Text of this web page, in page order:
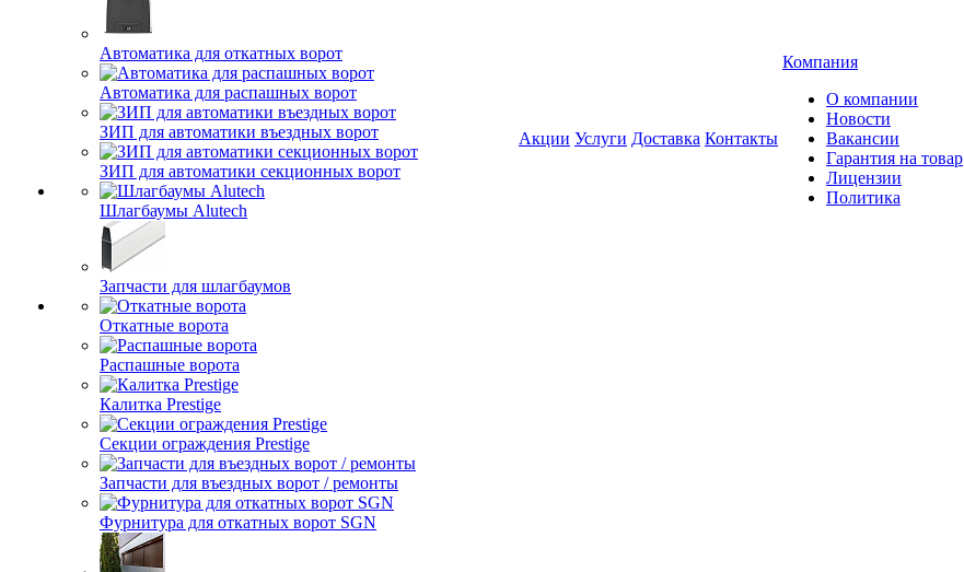
Автоматика для откатных ворот
Автоматика для распашных ворот
ЗИП для автоматики въездных ворот
ЗИП для автоматики секционных ворот
Шлагбаумы Alutech
Запчасти для шлагбаумов
Откатные ворота
Распашные ворота
Калитка Prestige
Секции ограждения Prestige
Запчасти для въездных ворот / ремонты
Фурнитура для откатных ворот SGN
Акции Услуги Доставка Контакты
Компания
О компании
Новости
Вакансии
Гарантия на товар
Лицензии
Политика